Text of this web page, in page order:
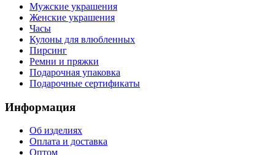
Мужские украшения
Женские украшения
Часы
Кулоны для влюбленных
Пирсинг
Ремни и пряжки
Подарочная упаковка
Подарочные сертификаты
Информация
Об изделиях
Оплата и доставка
Оптом